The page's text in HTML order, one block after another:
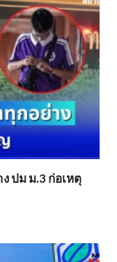
ปม ม.3 ก่อเหตุ